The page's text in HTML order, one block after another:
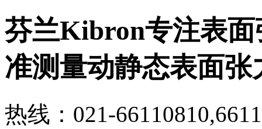
芬兰Kibron专注表
准测量动静态表面张
热线：021-